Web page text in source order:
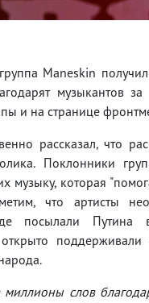
Maneskin
музыкантов
и на странице
рассказал, что
Поклонники
музыку, которая
что артисты
посылали Путина
миллионы слов